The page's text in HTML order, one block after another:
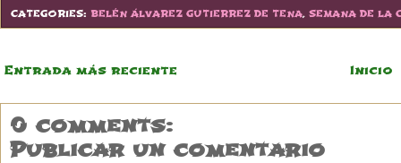
CATEGORIES: BELÉN ÁLVAREZ GUTIERREZ DE TENA, SEMANA DE LA
Entrada más reciente Inicio
0 comments:
Publicar un comentario